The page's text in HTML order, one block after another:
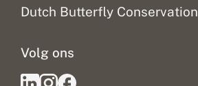
Dutch Butterfly Conservation
Volg ons